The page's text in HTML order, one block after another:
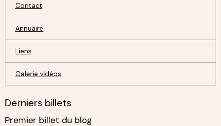
Contact
Annuaire
Liens
Galerie vidéos
Derniers billets
Premier billet du blog